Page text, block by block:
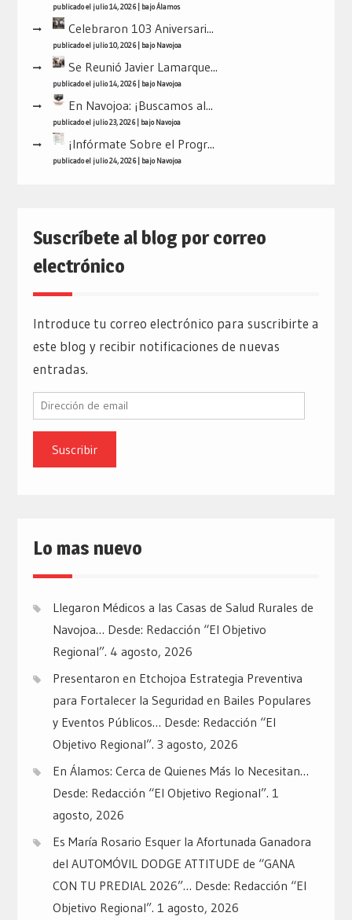
publicado el julio 14, 2026| bajoÁlamos
Celebraron 103 Aniversari...
publicado el julio 10, 2026| bajoNavojoa
Se Reunió Javier Lamarque...
publicado el julio 14, 2026| bajoNavojoa
En Navojoa: ¡Buscamos al...
publicado el julio 23, 2026| bajoNavojoa
¡Infórmate Sobre el Progr...
publicado el julio 24, 2026| bajoNavojoa
Suscríbete al blog por correo
electrónico
Introduce tu correo electrónico para suscribirte a
este blog y recibir notificaciones de nuevas
entradas.
Dirección
email
Lo mas nuevo
Llegaron Médicos a las Casas de Salud Rurales de
Navojoa… Desde: Redacción “El Objetivo
Regional”. 4 agosto, 2026
Presentaron en Etchojoa Estrategia Preventiva
para Fortalecer la Seguridad en Bailes Populares
y Eventos Públicos… Desde: Redacción “El
Objetivo Regional”. 3 agosto, 2026
En Álamos: Cerca de Quienes Más lo Necesitan…
Desde: Redacción “El Objetivo Regional”. 1
agosto, 2026
Es María Rosario Esquer la Afortunada Ganadora
del AUTOMÓVIL DODGE ATTITUDE de “GANA
CON TU PREDIAL 2026”… Desde: Redacción “El
Objetivo Regional”. 1 agosto, 2026